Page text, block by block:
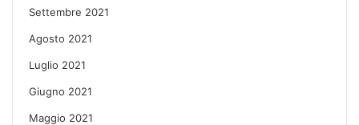
Settembre 2021
Agosto 2021
Luglio 2021
Giugno 2021
Maggio 2021